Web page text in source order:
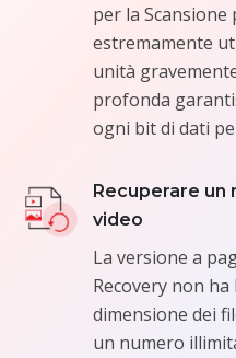
per la
estremamente
unità
profonda
ogni bit di dati
Recuperare
video
La versione a
Recovery non
dimensione dei
un numero